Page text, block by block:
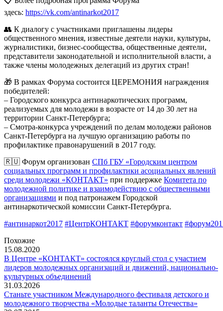
здесь: https://vk.com/antinarkot2017
👥 К диалогу с участниками приглашены лидеры
общественного мнения, известные деятели науки, культуры,
журналистики, бизнес-сообщества, общественные деятели,
представители законодательной и исполнительной власти, а
также члены молодежных делегаций из других стран!
🎁 В рамках Форума состоится ЦЕРЕМОНИЯ награждения
победителей:
– Городского конкурса антинаркотических программ,
реализуемых для молодежи в возрасте от 14 до 30 лет на
территории Санкт-Петербурга;
– Смотра-конкурса учреждений по делам молодежи районов
Санкт-Петербурга на лучшую организацию работы по
профилактике правонарушений в 2017 году.
🇷🇺 Форум организован СПб ГБУ «Городским центром
социальных программ и профилактики асоциальных явлений
среди молодежи «КОНТАКТ» при поддержке Комитета по
молодежной политике и взаимодействию с общественными
организациями и под патронажем Городской
антинаркотической комиссии Санкт-Петербурга.
#антинаркот2017 #ЦентрКОНТАКТ #форумконтакт
Похожие
15.08.2020
В Центре «КОНТАКТ» состоялся круглый стол с участием
лидеров молодежных организаций и движений, национально-
культурных объединений
31.03.2026
Станьте участником Международного фестиваля детского и
молодежного творчества «Молодые таланты Отечества»